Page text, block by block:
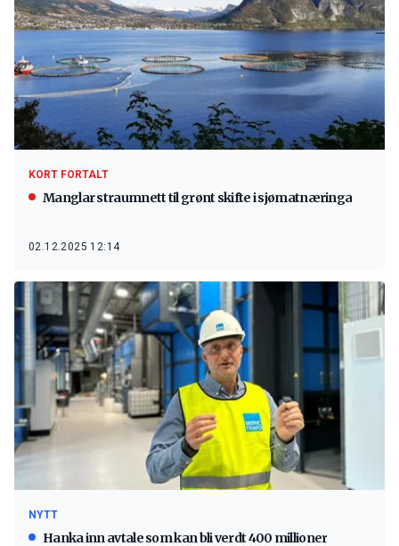
KORT FORTALT
Manglar straumnett til grønt skifte i sjømatnæringa
02.12.2025 12:14
NYTT
Hanka inn avtale som kan bli verdt 400 millioner